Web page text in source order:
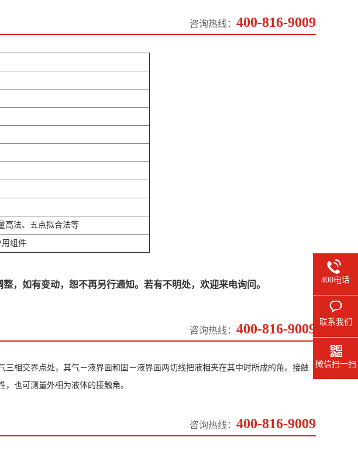
咨询热线： 400-816-9009
高法、五点拟合法等
用组件
，如有变动，恕不再另行通知。若有不明处，欢迎来电询问。
咨询热线： 400-816-9009
相交界点处，其气－液界面和固－液界面两切线把液相夹在其中时所成的角。接触
也可测量外相为液体的接触角。
咨询热线： 400-816-9009
400电话
联系我们
微信扫一扫